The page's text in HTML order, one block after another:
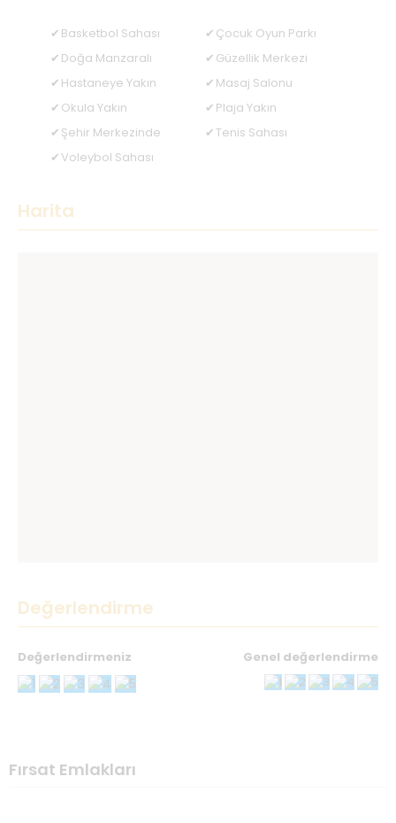
Basketbol Sahası
Çocuk Oyun Parkı
Doğa Manzaralı
Güzellik Merkezi
Hastaneye Yakın
Masaj Salonu
Okula Yakın
Plaja Yakın
Şehir Merkezinde
Tenis Sahası
Voleybol Sahası
Harita
Değerlendirme
Değerlendirmeniz Genel değerlendirme
Fırsat Emlakları